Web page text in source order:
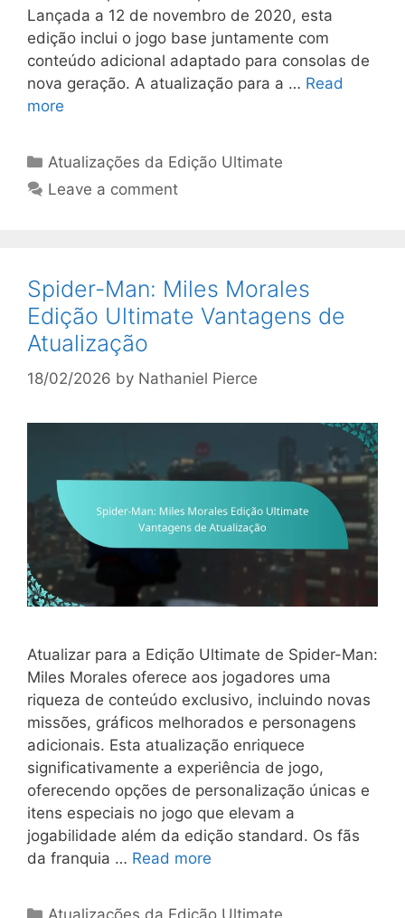
Lançada a 12 de novembro de 2020, esta
edição inclui o jogo base juntamente com
conteúdo adicional adaptado para consolas de
nova geração. A atualização para a … Read
more
Categories
Atualizações da Edição Ultimate
Leave a comment
Spider-Man: Miles Morales
Edição Ultimate Vantagens de
Atualização
18/02/2026 by Nathaniel Pierce
Atualizar para a Edição Ultimate de Spider-Man:
Miles Morales oferece aos jogadores uma
riqueza de conteúdo exclusivo, incluindo novas
missões, gráficos melhorados e personagens
adicionais. Esta atualização enriquece
significativamente a experiência de jogo,
oferecendo opções de personalização únicas e
itens especiais no jogo que elevam a
jogabilidade além da edição standard. Os fãs
da franquia … Read more
Categories